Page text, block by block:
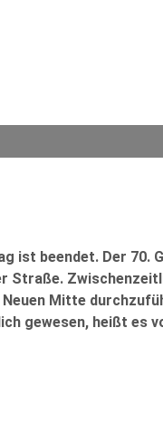
ist beendet. Der 70.
Straße.
Mitte
gewesen, heißt es